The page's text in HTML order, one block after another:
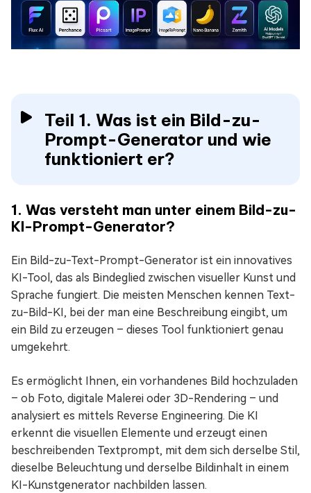
Teil 1. Was ist ein Bild-zu-
Prompt-Generator und wie
funktioniert er?
1. Was versteht man unter einem Bild-zu-
KI-Prompt-Generator?
Ein Bild-zu-Text-Prompt-Generator ist ein innovatives
KI-Tool, das als Bindeglied zwischen visueller Kunst und
Sprache fungiert. Die meisten Menschen kennen Text-
zu-Bild-KI, bei der man eine Beschreibung eingibt, um
ein Bild zu erzeugen – dieses Tool funktioniert genau
umgekehrt.
Es ermöglicht Ihnen, ein vorhandenes Bild hochzuladen
– ob Foto, digitale Malerei oder 3D-Rendering – und
analysiert es mittels Reverse Engineering. Die KI
erkennt die visuellen Elemente und erzeugt einen
beschreibenden Textprompt, mit dem sich derselbe Stil,
dieselbe Beleuchtung und derselbe Bildinhalt in einem
KI-Kunstgenerator nachbilden lassen.